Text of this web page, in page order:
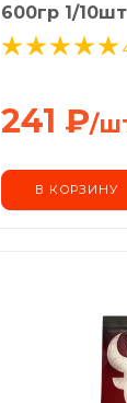
600гр 1/
241 ₽/
В КОРЗИНУ